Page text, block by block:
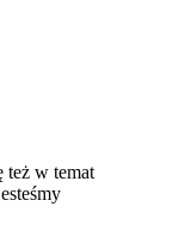
też w temat